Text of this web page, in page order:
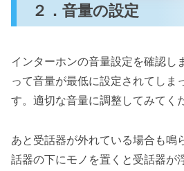
２．音量の設定
インターホンの音量設定を確認し
って音量が最低に設定されてしま
す。適切な音量に調整してみてく
あと受話器が外れている場合も鳴
話器の下にモノを置くと受話器が